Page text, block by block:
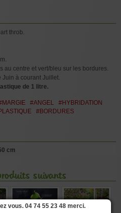
throb.
au centre et vert/bleu sur les bordures.
Juin à courant Juillet.
de 1 litre.
#ANGEL
#HYBRIDATION
#BORDURES
cm
suivants
vous. 04 74 55 23 48 merci.